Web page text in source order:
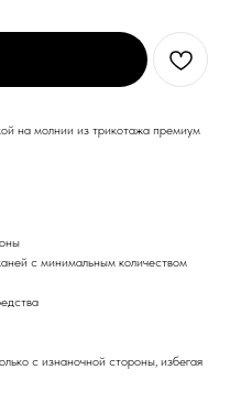
на молнии из трикотажа премиум
с минимальным количеством
с изнаночной стороны, избегая